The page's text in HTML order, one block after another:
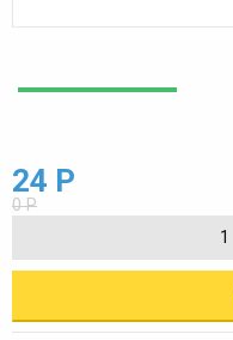
24 Р
0 Р